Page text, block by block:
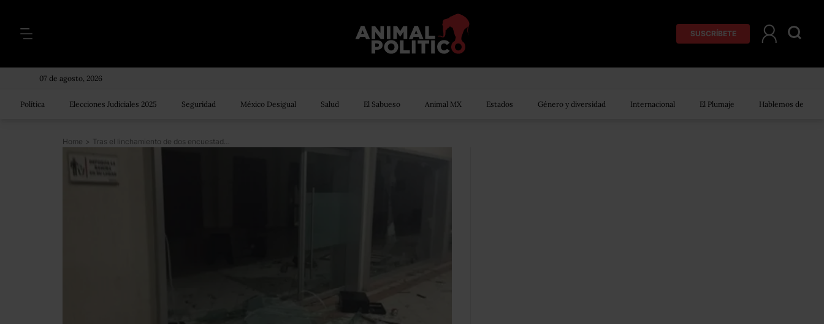
SUSCRÍBETE
07 de agosto, 2026
Política Elecciones Judiciales 2025 Seguridad México Desigual Salud El Sabueso Animal MX Estados Género y diversidad Internacional El Plumaje Hablemos de
Home > Tras el linchamiento de dos encuestadores, la Policía de Puebla toma el control de la seguridad en Ajalpan